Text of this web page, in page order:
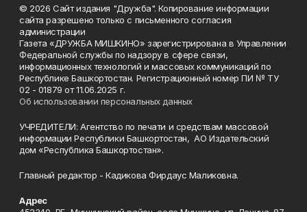
© 2026 Сайт издания "Дружба". Копирование информации
сайта разрешено только с письменного согласия
администрации
Газета «ДРУЖБА МИШКИНО» зарегистрирована в Управлении
Федеральной службы по надзору в сфере связи,
информационных технологий и массовых коммуникаций по
Республике Башкортостан. Регистрационный номер ПИ № ТУ
02 - 01879 от 11.06.2025 г.
Об использовании персональных данных
УЧРЕДИТЕЛИ: Агентство по печати и средствам массовой
информации Республики Башкортостан, АО Издательский
дом «Республика Башкортостан».
Главный редактор - Кадикова Фирдаус Маликовна.
Адрес